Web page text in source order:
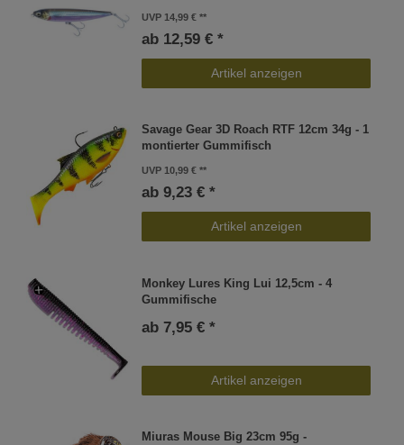
UVP 14,99 €
ab 12,59 € *
Artikel anzeigen
Savage Gear 3D Roach RTF 12cm 34g - 1
montierter Gummifisch
UVP 10,99 €
ab 9,23 € *
Artikel anzeigen
Monkey Lures King Lui 12,5cm - 4
Gummifische
ab 7,95 € *
Artikel anzeigen
Miuras Mouse Big 23cm 95g -